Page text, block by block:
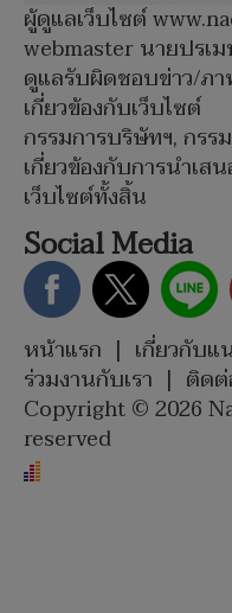
ผู้ดูแลเว็บไซต์
webmaster นายปรเ
ดูแลรับผิดชอบข่าว/ภ
เกี่ยวข้องกับเว็บไซต์
กรรมการบริษัทฯ, กรร
เกี่ยวข้องกับการนำเส
เว็บไซต์ทั้งสิ้น
Social Media
หน้าแรก | เกี่ยวกับแ
ร่วมงานกับเรา | ติด
Copyright © 2026
reserved